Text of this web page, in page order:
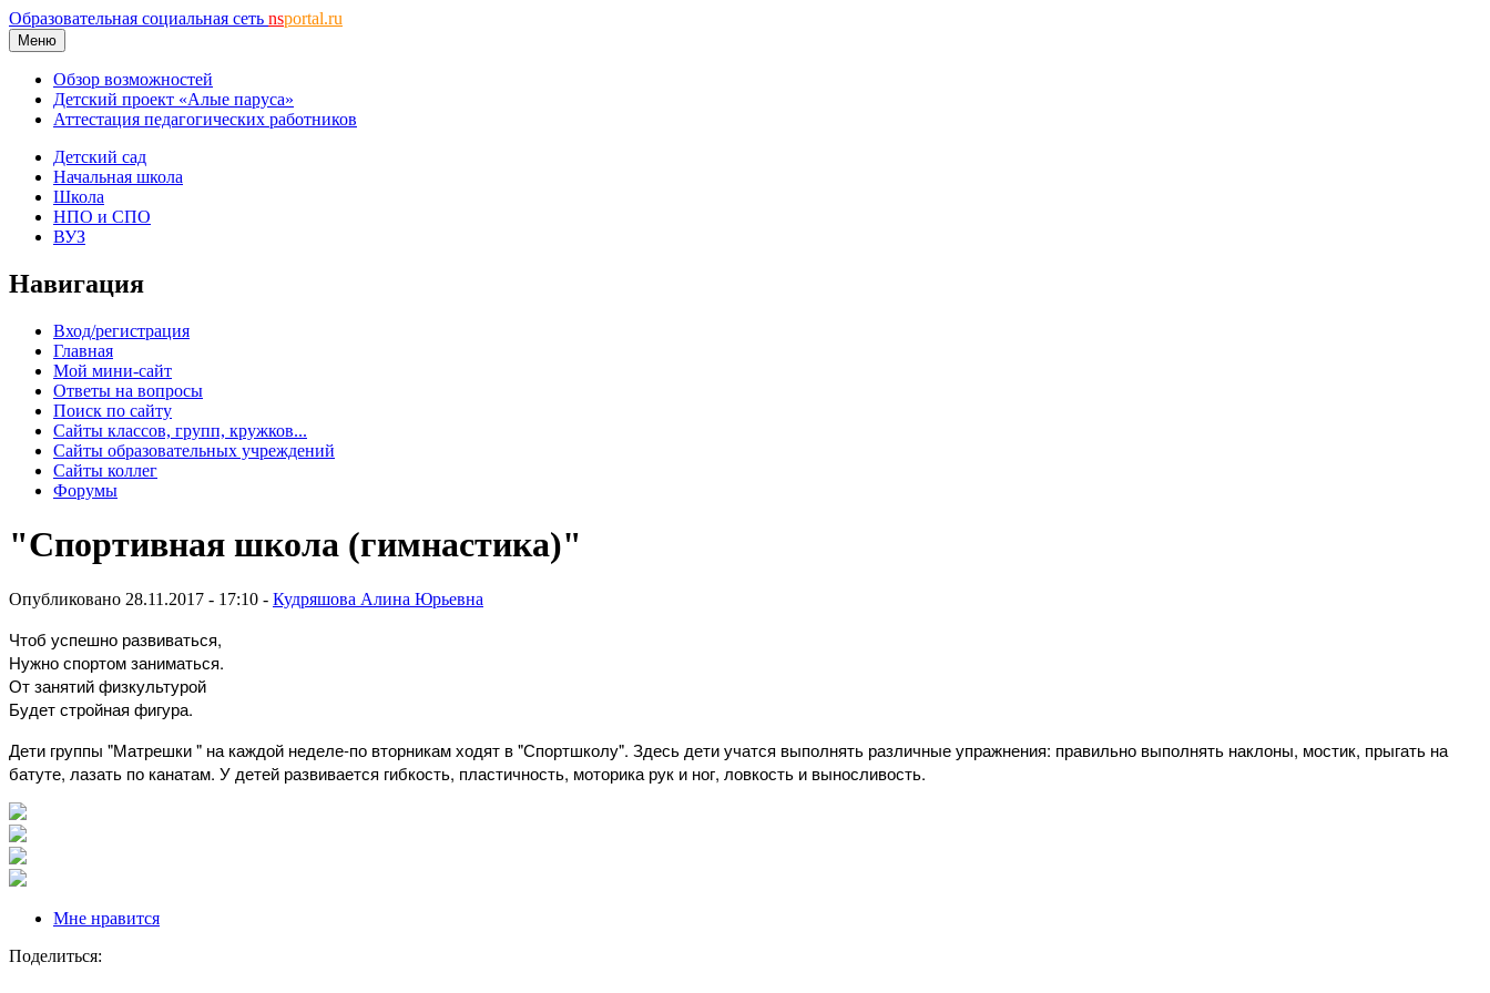
Образовательная социальная сеть nsportal.ru
Меню
Обзор возможностей
Детский проект «Алые паруса»
Аттестация педагогических работников
Детский сад
Начальная школа
Школа
НПО и СПО
ВУЗ
Навигация
Вход/регистрация
Главная
Мой мини-сайт
Ответы на вопросы
Поиск по сайту
Сайты классов, групп, кружков...
Сайты образовательных учреждений
Сайты коллег
Форумы
"Спортивная школа (гимнастика)"
Опубликовано 28.11.2017 - 17:10 - Кудряшова Алина Юрьевна
Чтоб успешно развиваться,
Нужно спортом заниматься.
От занятий физкультурой
Будет стройная фигура.
Дети группы "Матрешки " на каждой неделе-по вторникам ходят в "Спортшколу". Здесь дети учатся выполнять различные упражнения: правильно выполнять наклоны, мостик, прыгать на
батуте, лазать по канатам. У детей развивается гибкость, пластичность, моторика рук и ног, ловкость и выносливость.
Мне нравится
Поделиться: